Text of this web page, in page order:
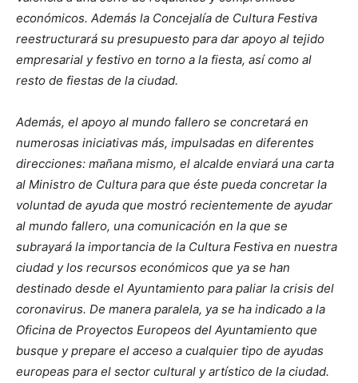
económicos. Además la Concejalía de Cultura Festiva
reestructurará su presupuesto para dar apoyo al tejido
empresarial y festivo en torno a la fiesta, así como al
resto de fiestas de la ciudad.
Además, el apoyo al mundo fallero se concretará en
numerosas iniciativas más, impulsadas en diferentes
direcciones: mañana mismo, el alcalde enviará una carta
al Ministro de Cultura para que éste pueda concretar la
voluntad de ayuda que mostró recientemente de ayudar
al mundo fallero, una comunicación en la que se
subrayará la importancia de la Cultura Festiva en nuestra
ciudad y los recursos económicos que ya se han
destinado desde el Ayuntamiento para paliar la crisis del
coronavirus. De manera paralela, ya se ha indicado a la
Oficina de Proyectos Europeos del Ayuntamiento que
busque y prepare el acceso a cualquier tipo de ayudas
europeas para el sector cultural y artístico de la ciudad.